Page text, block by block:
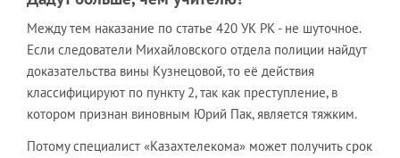
Между тем наказание по статье 420 УК РК - не шуточное.
Если следователи Михайловского отдела полиции найдут
доказательства вины Кузнецовой, то её действия
классифицируют по пункту 2, так как преступление, в
котором признан виновным Юрий Пак, является тяжким.
Потому специалист «Казахтелекома» может получить срок